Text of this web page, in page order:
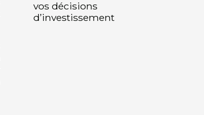
vos décisions
d’investissement